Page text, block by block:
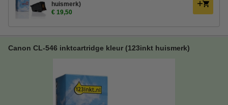
huismerk)
€ 19,50
Canon CL-546 inktcartridge kleur (123inkt huismerk)